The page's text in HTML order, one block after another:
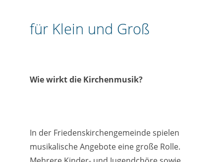
für Klein und Groß
Wie wirkt die Kirchenmusik?
In der Friedenskirchengemeinde spielen
musikalische Angebote eine große Rolle.